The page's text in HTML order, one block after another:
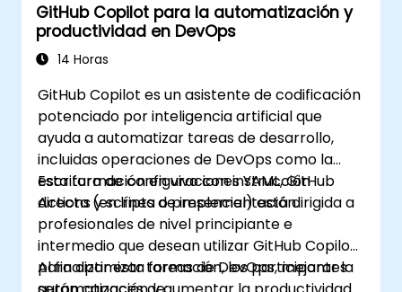
GitHub Copilot para la automatización y
productividad en DevOps
14 Horas
GitHub Copilot es un asistente de codificación
potenciado por inteligencia artificial que
ayuda a automatizar tareas de desarrollo,
incluidas operaciones de DevOps como la
escritura de configuraciones YAML, GitHub
Actions y scripts de implementación.
Esta formación en vivo con instrucción
directa (en línea o presencial) está dirigida a
profesionales de nivel principiante e
intermedio que desean utilizar GitHub Copilot
para optimizar tareas de DevOps, mejorar la
Al finalizar esta formación, los participantes